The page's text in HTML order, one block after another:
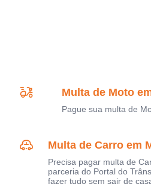
Multa de Moto
Pague sua multa de
Multa de Carro em
Precisa pagar multa de
parceria do Portal do
fazer tudo sem sair de